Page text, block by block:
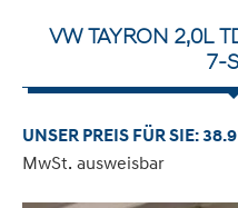
VW TAYRON 2,0L
7-
UNSER PREIS FÜR SIE:
MwSt. ausweisbar